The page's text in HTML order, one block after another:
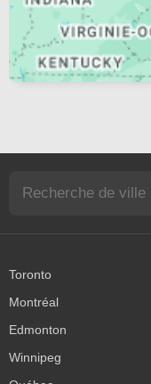
Toronto
Montréal
Edmonton
Winnipeg